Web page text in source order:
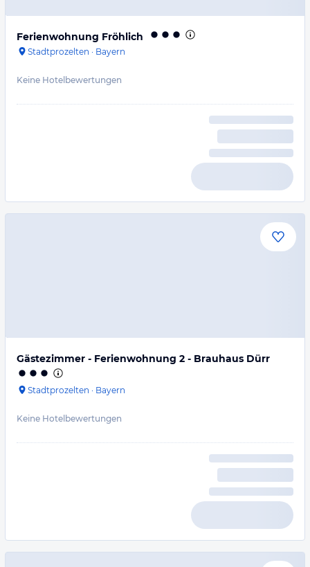
Ferienwohnung Fröhlich
Stadtprozelten · Bayern
Keine Hotelbewertungen
Gästezimmer - Ferienwohnung 2 - Brauhaus Dürr
Stadtprozelten · Bayern
Keine Hotelbewertungen